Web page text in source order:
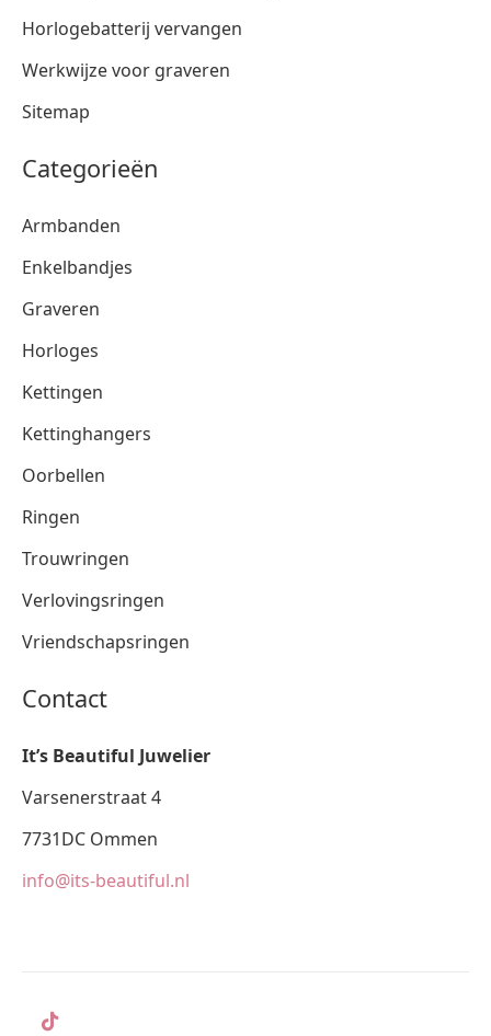
Horlogebatterij vervangen
Werkwijze voor graveren
Sitemap
Categorieën
Armbanden
Enkelbandjes
Graveren
Horloges
Kettingen
Kettinghangers
Oorbellen
Ringen
Trouwringen
Verlovingsringen
Vriendschapsringen
Contact
It’s Beautiful Juwelier
Varsenerstraat 4
7731DC Ommen
info@its-beautiful.nl